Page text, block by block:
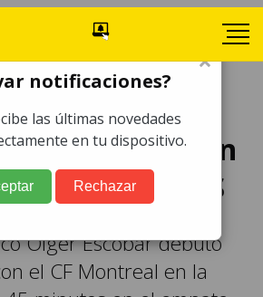
debuta con
en la MLS
Olger Escobar debutó
el CF Montreal en la
×
notificaciones?
las últimas novedades
en tu dispositivo.
Rechazar